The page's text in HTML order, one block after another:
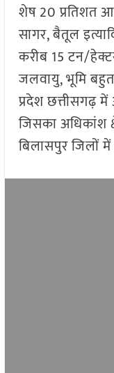
शेष 20 प्रतिशत
सागर, बैतूल
करीब 15 टन/
जलवायु, भूमि
प्रदेश छत्तीसगढ़ में
जिसका अधिकांश
बिलासपुर जिलों